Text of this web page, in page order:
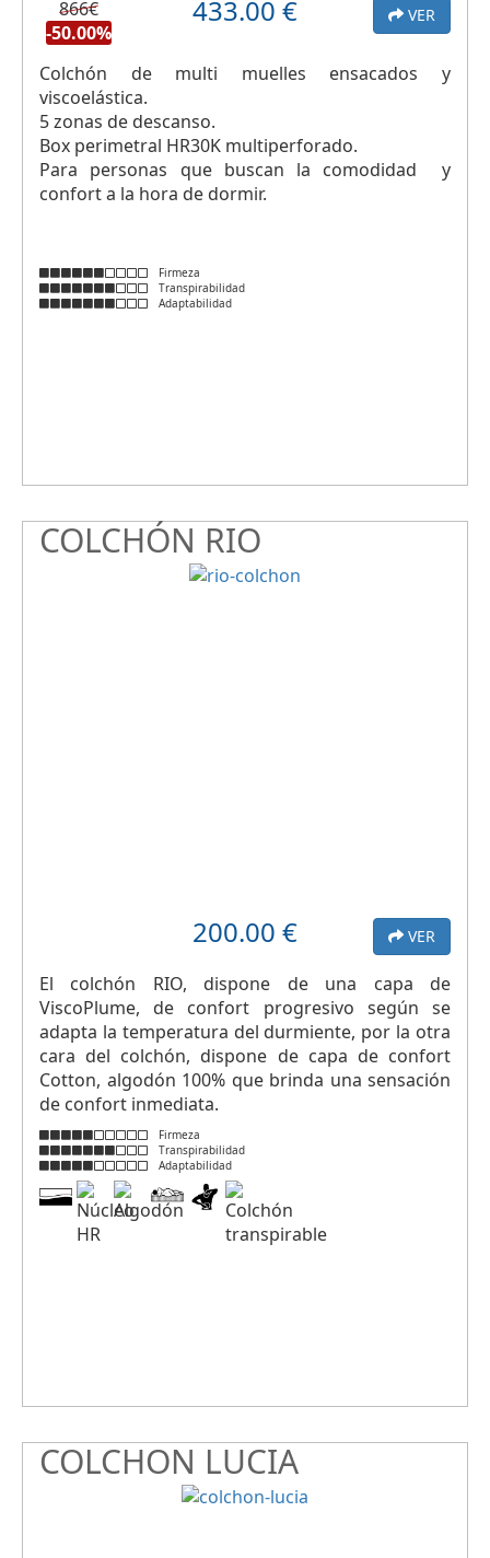
866€
-50.00%
433.00 € VER
Colchón de multi muelles ensacados y
viscoelástica.
5 zonas de descanso.
Box perimetral HR30K multiperforado.
Para personas que buscan la comodidad y
confort a la hora de dormir.
Firmeza
Transpirabilidad
Adaptabilidad
COLCHÓN RIO
200.00 € VER
El colchón RIO, dispone de una capa de
ViscoPlume, de confort progresivo según se
adapta la temperatura del durmiente, por la otra
cara del colchón, dispone de capa de confort
Cotton, algodón 100% que brinda una sensación
de confort inmediata.
Firmeza
Transpirabilidad
Adaptabilidad
COLCHON LUCIA